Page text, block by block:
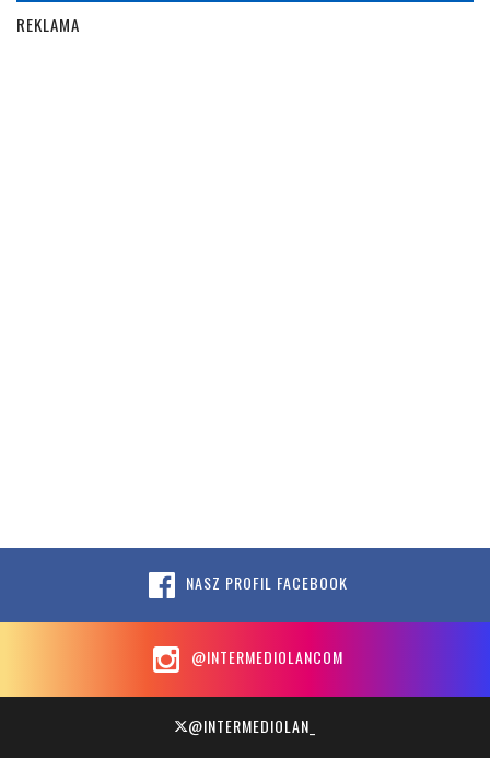
REKLAMA
NASZ PROFIL FACEBOOK
@INTERMEDIOLANCOM
@INTERMEDIOLAN_